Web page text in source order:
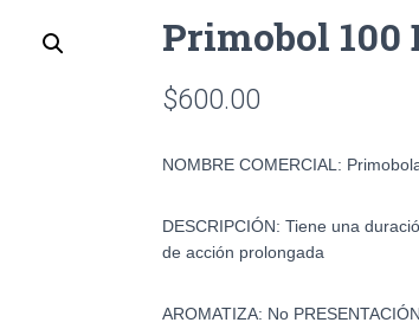
Primobol 100
$600.00
NOMBRE COMERCIAL:
DESCRIPCIÓN: Tiene una
de acción prolongada
AROMATIZA: No